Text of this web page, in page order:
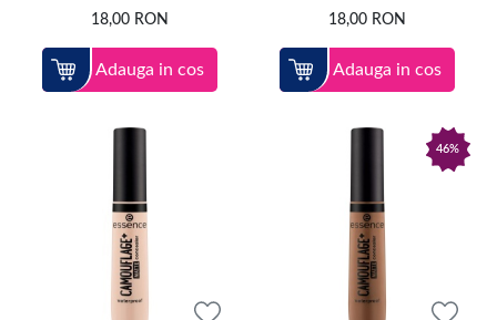
18,00 RON
Adauga in cos
18,00 RON
Adauga in cos
46%